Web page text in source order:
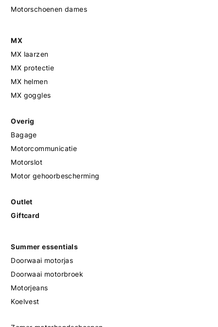
Motorschoenen dames
MX
MX laarzen
MX protectie
MX helmen
MX goggles
Overig
Bagage
Motorcommunicatie
Motorslot
Motor gehoorbescherming
Outlet
Giftcard
Summer essentials
Doorwaai motorjas
Doorwaai motorbroek
Motorjeans
Koelvest